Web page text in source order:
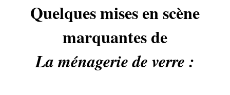
Quelques mises en scène
marquantes de
La ménagerie de verre :